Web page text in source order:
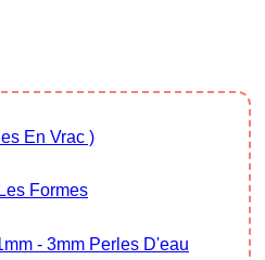
En Vrac )
Formes